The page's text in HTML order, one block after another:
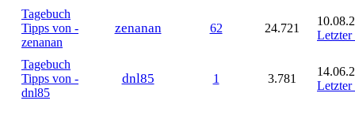
Tagebuch
Tipps von -
zenanan
zenanan 62 24.721
Letzter
Tagebuch
Tipps von -
dnl85
dnl85 1 3.781
Letzter